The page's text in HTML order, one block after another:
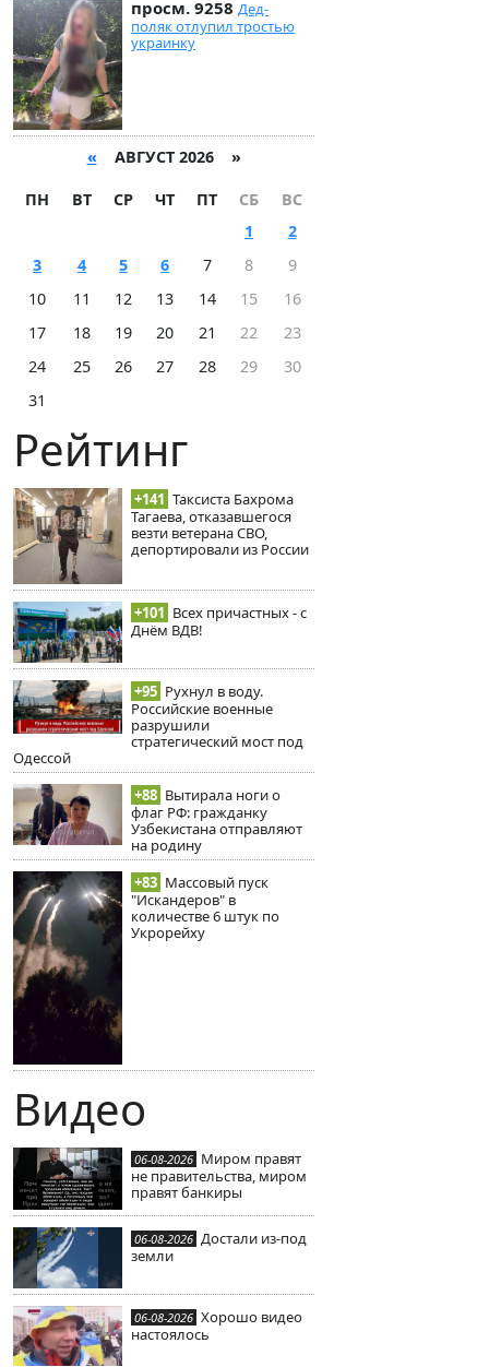
просм. 9258 Дед-
поляк отлупил тростью
украинку
« АВГУСТ 2026 »
ПН ВТ СР ЧТ ПТ СБ
ВС
1
2
3
4 5 6 7 8
9
10
11 12 13 14 15
16
17
18 19 20 21 22
23
24
25 26 27 28 29
30
31
Рейтинг
+141 Таксиста Бахрома
Тагаева, отказавшегося
везти ветерана СВО,
депортировали из России
+101 Всех причастных - с
Днём ВДВ!
+95 Рухнул в воду.
Российские военные
разрушили
стратегический мост под
Одессой
+88 Вытирала ноги о
флаг РФ: гражданку
Узбекистана отправляют
на родину
+83 Массовый пуск
"Искандеров" в
количестве 6 штук по
Укрорейху
Видео
06-08-2026 Миром правят
не правительства, миром
правят банкиры
06-08-2026 Достали из-под
земли
06-08-2026 Хорошо видео
настоялось